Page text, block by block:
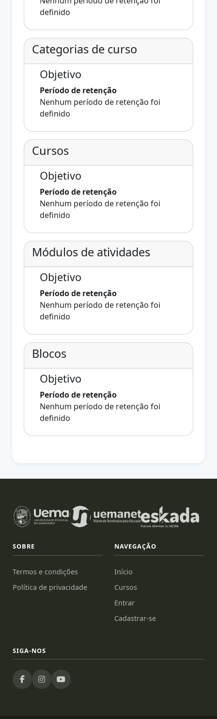
definido
Categorias de curso
Objetivo
Período de retenção
Nenhum período de retenção foi
definido
Cursos
Objetivo
Período de retenção
Nenhum período de retenção foi
definido
Módulos de atividades
Objetivo
Período de retenção
Nenhum período de retenção foi
definido
Blocos
Objetivo
Período de retenção
Nenhum período de retenção foi
definido
SOBRE
Termos e condições
Política de privacidade
NAVEGAÇÃO
Início
Cursos
Entrar
Cadastrar-se
SIGA-NOS